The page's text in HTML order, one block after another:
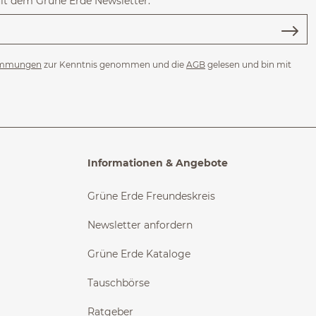
zur Kenntnis genommen und die AGB gelesen und bin mit
Informationen & Angebote
Grüne Erde Freundeskreis
Newsletter anfordern
Grüne Erde Kataloge
Tauschbörse
Ratgeber